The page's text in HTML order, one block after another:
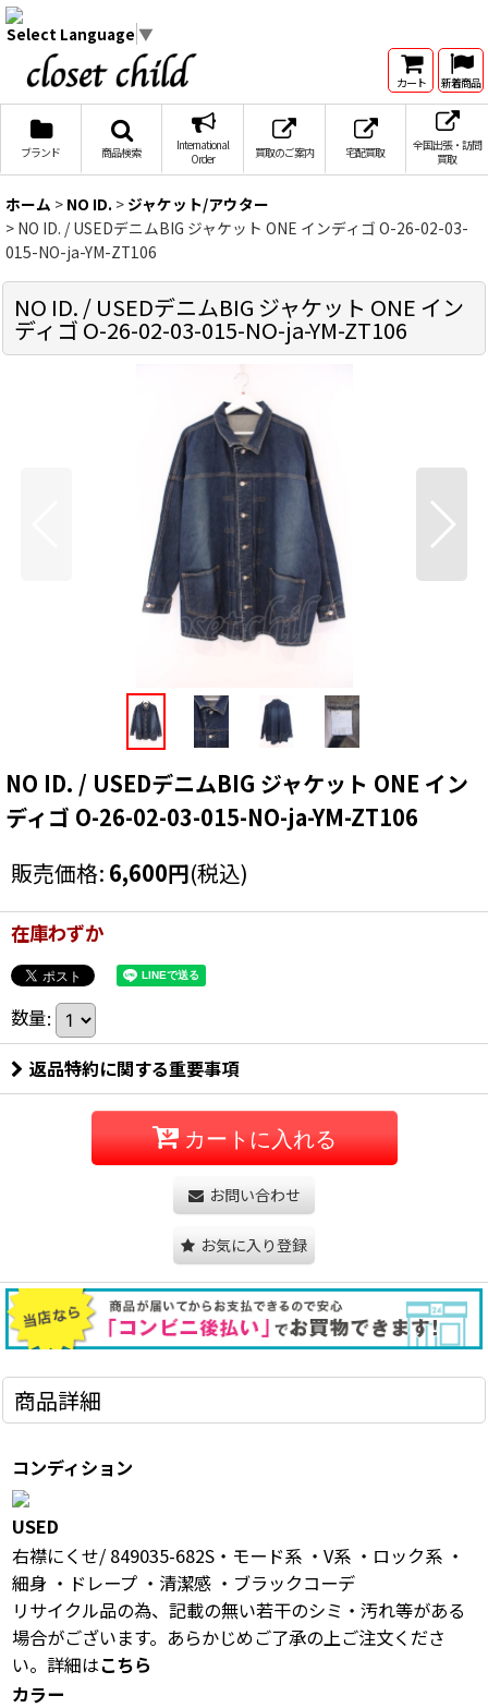
Select Language ▼
カート 新着商品
ブランド 商品検索
International
Order
買取のご案内 宅配買取
全国出張・訪問
買取
ホーム > NO ID. > ジャケット/アウター
> NO ID. / USEDデニムBIG ジャケット ONE インディゴ O-26-02-03-
015-NO-ja-YM-ZT106
NO ID. / USEDデニムBIG ジャケット ONE イン
ディゴ O-26-02-03-015-NO-ja-YM-ZT106
NO ID. / USEDデニムBIG ジャケット ONE イン
ディゴ O-26-02-03-015-NO-ja-YM-ZT106
販売価格: 6,600円(税込)
在庫わずか
数量:
返品特約に関する重要事項
カートに入れる
お問い合わせ
お気に入り登録
商品詳細
コンディション
USED
右襟にくせ/ 849035-682S・モード系 ・V系 ・ロック系 ・
細身 ・ドレープ ・清潔感 ・ブラックコーデ
リサイクル品の為、記載の無い若干のシミ・汚れ等がある
場合がございます。あらかじめご了承の上ご注文くださ
い。詳細はこちら
カラー